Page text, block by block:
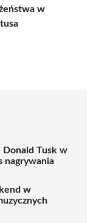
w
Donald Tusk w
nagrywania
w